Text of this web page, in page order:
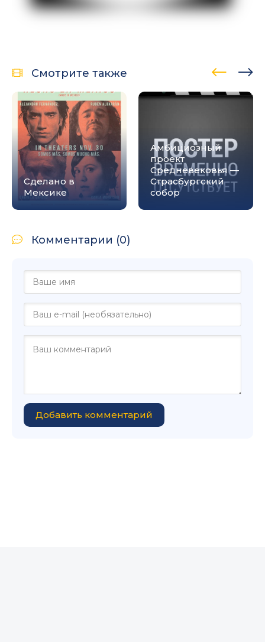
Смотрите также
Сделано в
Мексике
Амбициозный
проект
Средневековья —
Страсбургский
собор
Комментарии (0)
Добавить комментарий